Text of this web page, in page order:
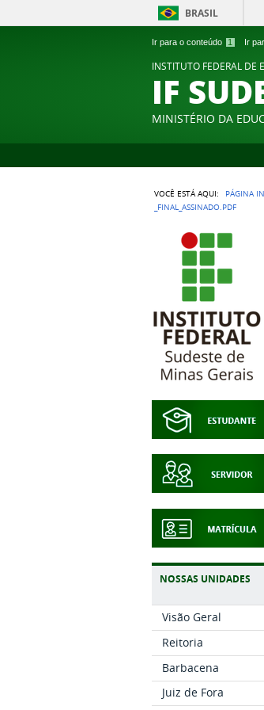
Ir para o conteúdo 1 Ir
BRASIL
INSTITUTO FEDERAL DE
IF
MINISTÉRIO DA
VOCÊ ESTÁ AQUI: PÁGINA
_FINAL_ASSINADO.PDF
NOSSAS UNIDADES
Visão Geral
Reitoria
Barbacena
Juiz de Fora